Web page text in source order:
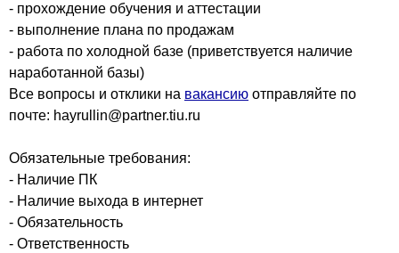
- прохождение обучения и аттестации
- выполнение плана по продажам
- работа по холодной базе (приветствуется наличие
наработанной базы)
Все вопросы и отклики на вакансию отправляйте по
почте: hayrullin@partner.tiu.ru
Обязательные требования:
- Наличие ПК
- Наличие выхода в интернет
- Обязательность
- Ответственность